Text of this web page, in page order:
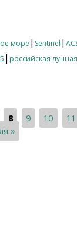
море | Sentinel |
| российская
8 9 10 11
»